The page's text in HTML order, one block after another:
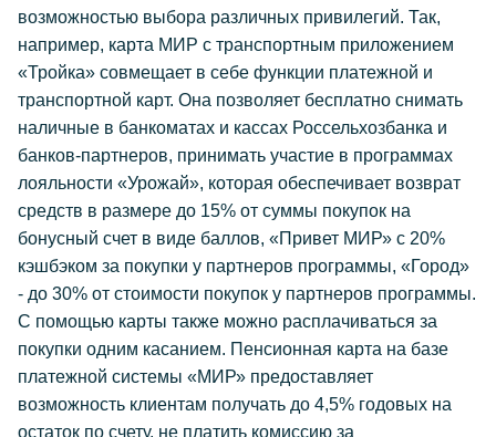
возможностью выбора различных привилегий. Так,
например, карта МИР с транспортным приложением
«Тройка» совмещает в себе функции платежной и
транспортной карт. Она позволяет бесплатно снимать
наличные в банкоматах и кассах Россельхозбанка и
банков-партнеров, принимать участие в программах
лояльности «Урожай», которая обеспечивает возврат
средств в размере до 15% от суммы покупок на
бонусный счет в виде баллов, «Привет МИР» с 20%
кэшбэком за покупки у партнеров программы, «Город»
- до 30% от стоимости покупок у партнеров программы.
С помощью карты также можно расплачиваться за
покупки одним касанием. Пенсионная карта на базе
платежной системы «МИР» предоставляет
возможность клиентам получать до 4,5% годовых на
остаток по счету, не платить комиссию за